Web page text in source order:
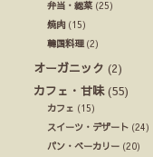
弁当・総菜 (25)
焼肉 (15)
韓国料理(2)
オーガニック (2)
カフェ・甘味(55)
カフェ (15)
スイーツ・デザート (24)
パン・ベーカリー (20)